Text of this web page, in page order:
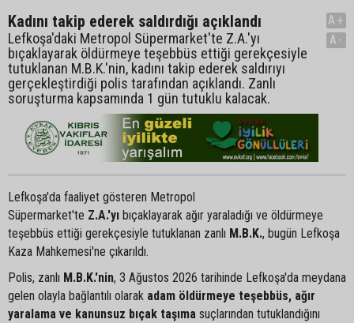
Kadını takip ederek saldırdığı açıklandı
Lefkoşa'daki Metropol Süpermarket'te Z.A.'yı
bıçaklayarak öldürmeye teşebbüs ettiği gerekçesiyle
tutuklanan M.B.K.'nin, kadını takip ederek saldırıyı
gerçekleştirdiği polis tarafından açıklandı. Zanlı
soruşturma kapsamında 1 gün tutuklu kalacak.
A+
A-
Lefkoşa'da faaliyet gösteren Metropol
Süpermarket'te Z.A.'yı bıçaklayarak ağır yaraladığı ve öldürmeye
teşebbüs ettiği gerekçesiyle tutuklanan zanlı M.B.K., bugün Lefkoşa
Kaza Mahkemesi'ne çıkarıldı.
Polis, zanlı M.B.K.'nin, 3 Ağustos 2026 tarihinde Lefkoşa'da meydana
gelen olayla bağlantılı olarak adam öldürmeye teşebbüs, ağır
yaralama ve kanunsuz bıçak taşıma suçlarından tutuklandığını